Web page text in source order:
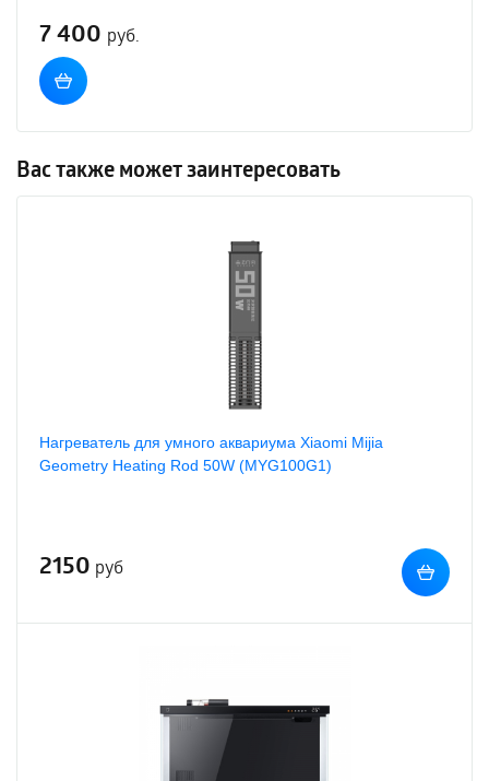
7 400 руб.
Вас также может заинтересовать
Нагреватель для умного аквариума Xiaomi Mijia
Geometry Heating Rod 50W (MYG100G1)
2150 руб